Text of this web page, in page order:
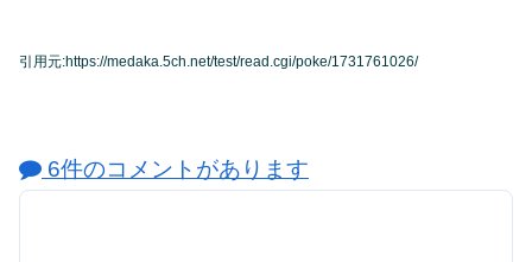
引用元:https://medaka.5ch.net/test/read.cgi/poke/1731761026/
6件のコメントがあります